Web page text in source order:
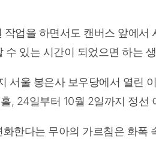
작업을 하면서도 캔버스 앞에서
수 있는 시간이 되었으면 하는
서울 봉은사 보우당에서 열린
, 24일부터 10월 2일까지 정선
한다는 무아의 가르침은 화폭